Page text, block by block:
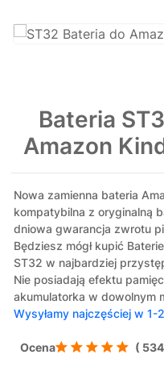
Bateria
Amazon
Nowa zamienna bateria
kompatybilna z oryginalną
dniowa gwarancja zwrotu
Będziesz mógł kupić
ST32 w najbardziej
Nie posiadają efektu
akumulatorka w dowolnym
Wysyłamy najczęściej w 1-
Ocena (